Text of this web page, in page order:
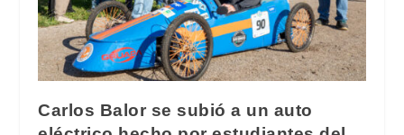
Carlos Balor se subió a un auto